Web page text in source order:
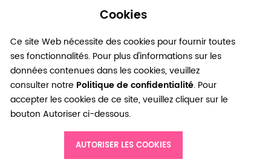
Cookies
Ce site Web nécessite des cookies pour fournir toutes
ses fonctionnalités. Pour plus d'informations sur les
données contenues dans les cookies, veuillez
consulter notre Politique de confidentialité. Pour
accepter les cookies de ce site, veuillez cliquer sur le
bouton Autoriser ci-dessous.
AUTORISER LES COOKIES
0
Perle en métal Cube 4mm Cuivre rouge x 18